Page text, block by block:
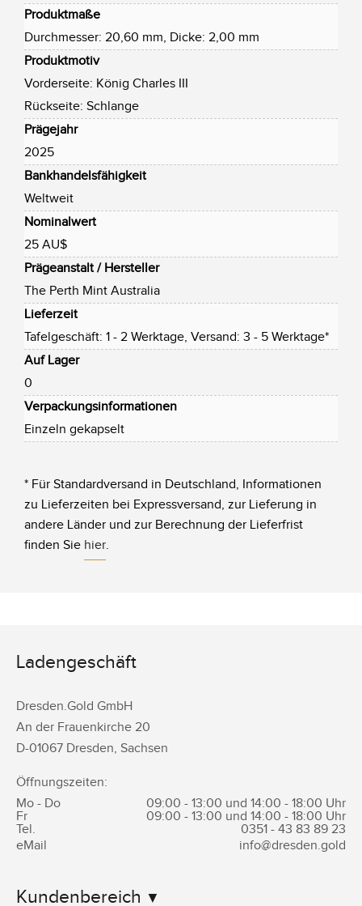
Produktmaße
Durchmesser: 20,60 mm, Dicke: 2,00 mm
Produktmotiv
Vorderseite: König Charles III
Rückseite: Schlange
Prägejahr
2025
Bankhandelsfähigkeit
Weltweit
Nominalwert
25 AU$
Prägeanstalt / Hersteller
The Perth Mint Australia
Lieferzeit
Tafelgeschäft: 1 - 2 Werktage, Versand: 3 - 5 Werktage*
Auf Lager
0
Verpackungsinformationen
Einzeln gekapselt
* Für Standardversand in Deutschland, Informationen
zu Lieferzeiten bei Expressversand, zur Lieferung in
andere Länder und zur Berechnung der Lieferfrist
finden Sie hier.
Ladengeschäft
Dresden.Gold GmbH
An der Frauenkirche 20
D-01067 Dresden, Sachsen
Öffnungszeiten:
Mo - Do
09:00 - 13:00 und 14:00 - 18:00 Uhr
Fr
09:00 - 13:00 und 14:00 - 18:00 Uhr
Tel.
0351 - 43 83 89 23
eMail
info@dresden.gold
Kundenbereich